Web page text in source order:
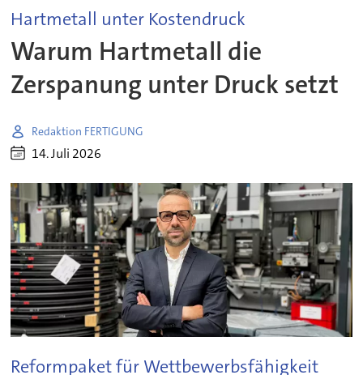
Hartmetall unter Kostendruck
Warum Hartmetall die
Zerspanung unter Druck setzt
Redaktion FERTIGUNG
14. Juli 2026
Reformpaket für Wettbewerbsfähigkeit